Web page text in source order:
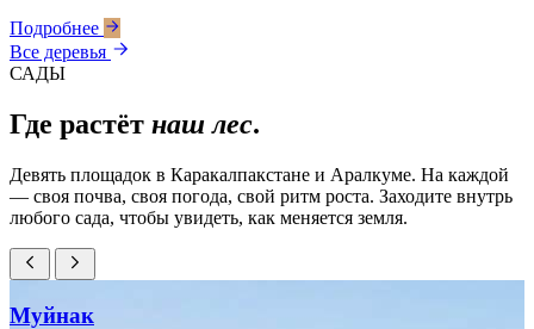
Подробнее
Все деревья
САДЫ
Где растёт наш лес.
Девять площадок в Каракалпакстане и Аралкуме. На каждой
— своя почва, своя погода, свой ритм роста. Заходите внутрь
любого сада, чтобы увидеть, как меняется земля.
Муйнак